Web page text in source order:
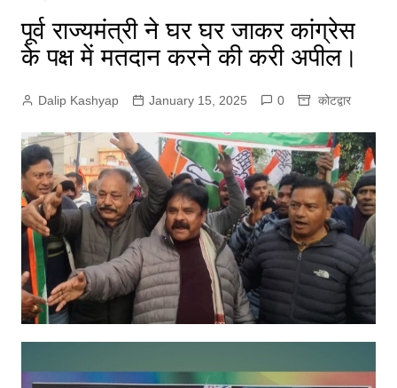
पूर्व राज्यमंत्री ने घर घर जाकर कांग्रेस
के पक्ष में मतदान करने की करी अपील।
Dalip Kashyap January 15, 2025 0 कोटद्वार